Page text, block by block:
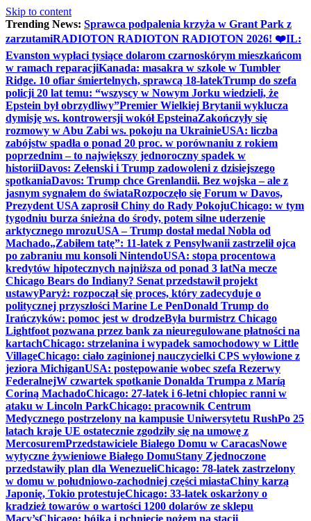
Skip to content
Trending News: Sprawca podpalenia krzyża w Grant Park z
zarzutamiRADIOTON RADIOTON RADIOTON 2026! ❤️IL:
Evanston wypłaci tysiące dolarom czarnoskórym mieszkańcom
w ramach reparacjiKanada: masakra w szkole w Tumbler
Ridge. 10 ofiar śmiertelnych, sprawcą 18-latekTrump do szefa
policji 20 lat temu: “wszyscy w Nowym Jorku wiedzieli, że
Epstein był obrzydliwy”Premier Wielkiej Brytanii wyklucza
dymisję ws. kontrowersji wokół EpsteinaZakończyły się
rozmowy w Abu Zabi ws. pokoju na UkrainieUSA: liczba
zabójstw spadła o ponad 20 proc. w porównaniu z rokiem
poprzednim – to największy jednoroczny spadek w
historiiDavos: Zełenski i Trump zadowoleni z dzisiejszego
spotkaniaDavos: Trump chce Grenlandii. Bez wojska – ale z
jasnym sygnałem do świataRozpoczęło się Forum w Davos,
Prezydent USA zaprosił Chiny do Rady PokojuChicago: w tym
tygodniu burza śnieżna do środy, potem silne uderzenie
arktycznego mrozuUSA – Trump dostał medal Nobla od
Machado„Zabiłem tatę”: 11-latek z Pensylwanii zastrzelił ojca
po zabraniu mu konsoli NintendoUSA: stopa procentowa
kredytów hipotecznych najniższa od ponad 3 latNa mecze
Chicago Bears do Indiany? Senat przedstawił projekt
ustawyParyż: rozpoczął się proces, który zadecyduje o
politycznej przyszłości Marine Le PenDonald Trump do
Irańczyków: pomoc jest w drodzeByła burmistrz Chicago
Lightfoot pozwana przez bank za nieuregulowane płatności na
kartachChicago: strzelanina i wypadek samochodowy w Little
VillageChicago: ciało zaginionej nauczycielki CPS wyłowione z
jeziora MichiganUSA: postępowanie wobec szefa Rezerwy
FederalnejW czwartek spotkanie Donalda Trumpa z Maríą
Coriną MachadoChicago: 27-latek i 6-letni chłopiec ranni w
ataku w Lincoln ParkChicago: pracownik Centrum
Medycznego postrzelony na kampusie Uniwersytetu RushPo 25
latach kraje UE ostatecznie zgodziły się na umowę z
MercosuremPrzedstawiciele Białego Domu w CaracasNowe
wytyczne żywieniowe Białego DomuStany Zjednoczone
przedstawiły plan dla WenezueliChicago: 78-latek zastrzelony
w domu w południowo-zachodniej części miastaChiny karzą
Japonię, Tokio protestujeChicago: 33-latek oskarżony o
kradzież towarów o wartości 1200 dolarów ze sklepu
Macy’sChicago: bójka i pchnięcie nożem na stacji